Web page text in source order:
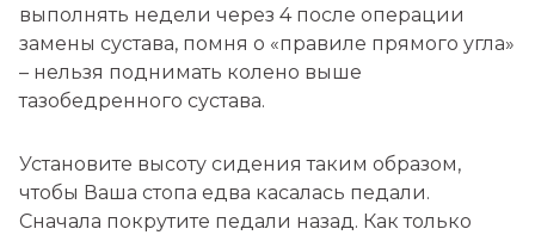
выполнять недели через 4 после операции
замены сустава, помня о «правиле прямого угла»
– нельзя поднимать колено выше
тазобедренного сустава.
Установите высоту сидения таким образом,
чтобы Ваша стопа едва касалась педали.
Сначала покрутите педали назад. Как только